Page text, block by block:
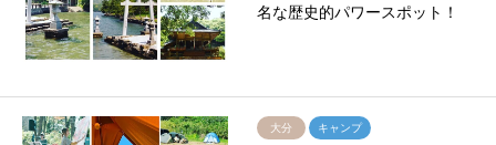
名な歴史的パワースポット！
大分 キャンプ